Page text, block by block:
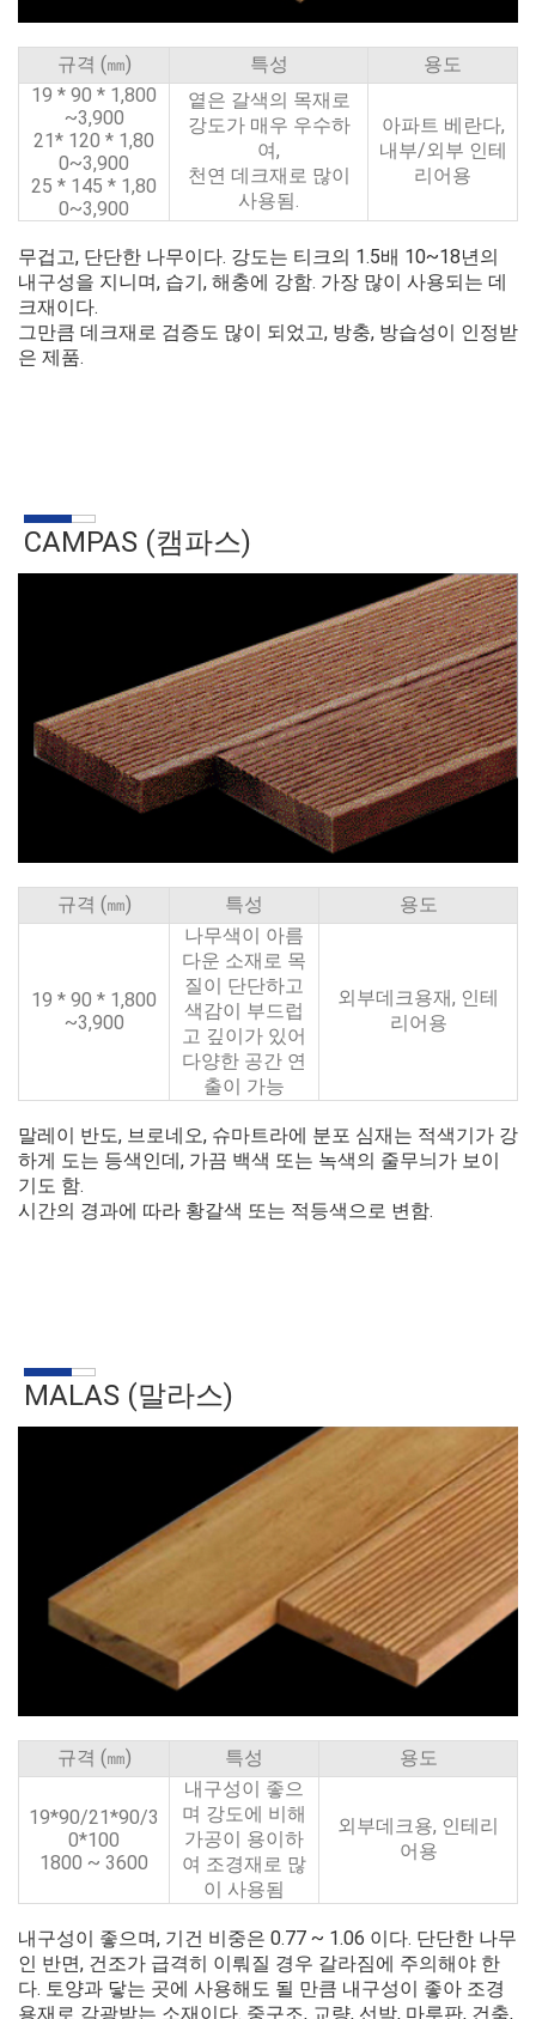
규격 (㎜) 특성
용도
19 * 90 * 1,800
~3,900
21* 120 * 1,80
0~3,900
25 * 145 * 1,80
0~3,900
옅은 갈색의 목재로
강도가 매우 우수하
여,
천연 데크재로 많이
사용됨.
아파트 베란다,
내부/외부 인테
리어용
무겁고, 단단한 나무이다. 강도는 티크의 1.5배 10~18년의
내구성을 지니며, 습기, 해충에 강함. 가장 많이 사용되는 데
크재이다.
그만큼 데크재로 검증도 많이 되었고, 방충, 방습성이 인정받
은 제품.
CAMPAS (캠파스)
규격 (㎜) 특성 용도
19 * 90 * 1,800
~3,900
나무색이 아름
다운 소재로 목
질이 단단하고
색감이 부드럽
고 깊이가 있어
다양한 공간 연
출이 가능
외부데크용재, 인테
리어용
말레이 반도, 브로네오, 슈마트라에 분포 심재는 적색기가 강
하게 도는 등색인데, 가끔 백색 또는 녹색의 줄무늬가 보이
기도 함.
시간의 경과에 따라 황갈색 또는 적등색으로 변함.
MALAS (말라스)
규격 (㎜) 특성 용도
19*90/21*90/3
0*100
1800 ~ 3600
내구성이 좋으
며 강도에 비해
가공이 용이하
여 조경재로 많
이 사용됨
외부데크용, 인테리
어용
내구성이 좋으며, 기건 비중은 0.77 ~ 1.06 이다. 단단한 나무
인 반면, 건조가 급격히 이뤄질 경우 갈라짐에 주의해야 한
다. 토양과 닿는 곳에 사용해도 될 만큼 내구성이 좋아 조경
용재로 각광받는 소재이다. 중구조, 교량, 선박, 마루판, 건축,